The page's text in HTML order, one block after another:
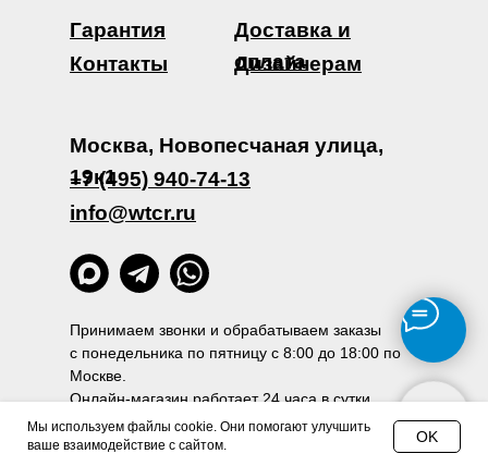
Мы используем файлы cookie. Они помогают улучшить
ваше взаимодействие с сайтом.
OK
Дизайнерам
Доставка и
оплата
Гарантия
Контакты
Политика конфиденциальности
Москва, Новопесчаная улица,
19к1
info@wtcr.ru
+7 (495) 940-74-13
Принимаем звонки и обрабатываем заказы
с понедельника по пятницу с 8:00 до 18:00 по
Москве.
Онлайн-магазин работает 24 часа в сутки.